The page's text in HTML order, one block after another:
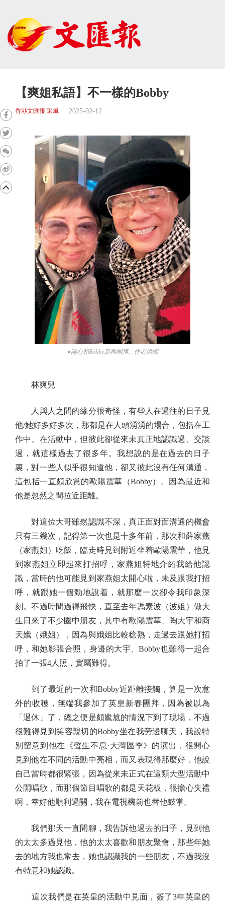
【爽姐私語】不一樣的Bobby
香港文匯報 采風 2025-02-12
●開心和Bobby新春團拜。作者供圖
林爽兒
人與人之間的緣分很奇怪，有些人在過往的日子見
他/她好多好多次，那都是在人頭湧湧的場合，包括在工
作中、在活動中，但彼此卻從來未真正地認識過、交談
過，就這樣過去了很多年。我想說的是在過去的日子
裏，對一些人似乎很知道他，卻又彼此沒有任何溝通，
這包括一直頗欣賞的歐陽震華（Bobby）。因為最近和
他是忽然之間拉近距離。
對這位大哥雖然認識不深，真正面對面溝通的機會
只有三幾次，記得第一次也是十多年前，那次和薛家燕
（家燕姐）吃飯，臨走時見到附近坐着歐陽震華，他見
到家燕姐立即起來打招呼，家燕姐特地介紹我給他認
識，當時的他可能見到家燕姐太開心啦，未及跟我打招
呼，就跟她一個勁地說着，就那麼一次卻令我印象深
刻。不過時間過得飛快，直至去年馮素波（波姐）做大
生日來了不少圈中朋友，其中有歐陽震華、陶大宇和商
天娥（娥姐），因為與娥姐比較稔熟，走過去跟她打招
呼，和她影張合照，身邊的大宇、Bobby也難得一起合
拍了一張4人照，實屬難得。
到了最近的一次和Bobby近距離接觸，算是一次意
外的收穫，無端我參加了英皇新春團拜，因為被以為
「退休」了，總之便是頗尷尬的情況下到了現場，不過
很難得見到笑容親切的Bobby坐在我旁邊聊天，我說特
別留意到他在《聲生不息·大灣區季》的演出，很開心
見到他在不同的活動中亮相，而又表現得那麼好，他說
自己當時都很緊張，因為從來未正式在這類大型活動中
公開唱歌，而那個節目唱歌的都是天花板，很擔心失禮
啊，幸好他順利過關，我在電視機前也替他鼓掌。
我們那天一直閒聊，我告訴他過去的日子，見到他
的太太多過見他，他的太太喜歡和朋友聚會，那些年她
去的地方我也常去，她也認識我的一些朋友，不過我沒
有特意和她認識。
這次我們是在英皇的活動中見面，簽了3年英皇的